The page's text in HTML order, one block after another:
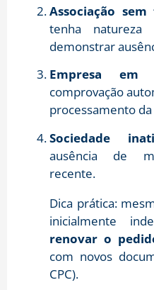
Associação
tenha natureza
demonstrar
Empresa em
comprovação
processamento
Sociedade
ausência de
recente.
Dica prática:
inicialmente
renovar o
com novos
CPC).